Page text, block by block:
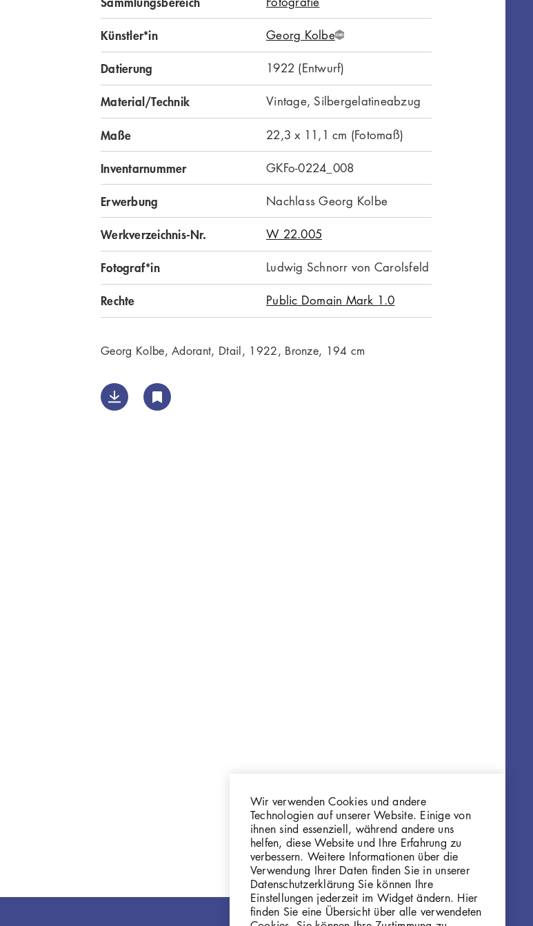
Künstler*in Georg KolbeG
N
D
Datierung 1922 (Entwurf)
Material/Technik Vintage, Silbergelatineabzug
Maße 22,3 x 11,1 cm (Fotomaß)
Inventarnummer GKFo-0224_008
Erwerbung Nachlass Georg Kolbe
Werkverzeichnis-Nr. W 22.005
Fotograf*in Ludwig Schnorr von Carolsfeld
Rechte Public Domain Mark 1.0
Georg Kolbe, Adorant, Dtail, 1922, Bronze, 194 cm
Wir verwenden Cookies und andere
Technologien auf unserer Website. Einige von
ihnen sind essenziell, während andere uns
helfen, diese Website und Ihre Erfahrung zu
verbessern. Weitere Informationen über die
Verwendung Ihrer Daten finden Sie in unserer
Datenschutzerklärung Sie können Ihre
Einstellungen jederzeit im Widget ändern. Hier
finden Sie eine Übersicht über alle verwendeten